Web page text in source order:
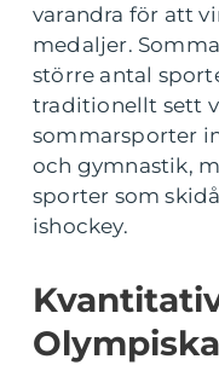
varandra för att
medaljer.
större antal
traditionellt sett
sommarsporter
och gymnastik,
sporter som
ishockey.